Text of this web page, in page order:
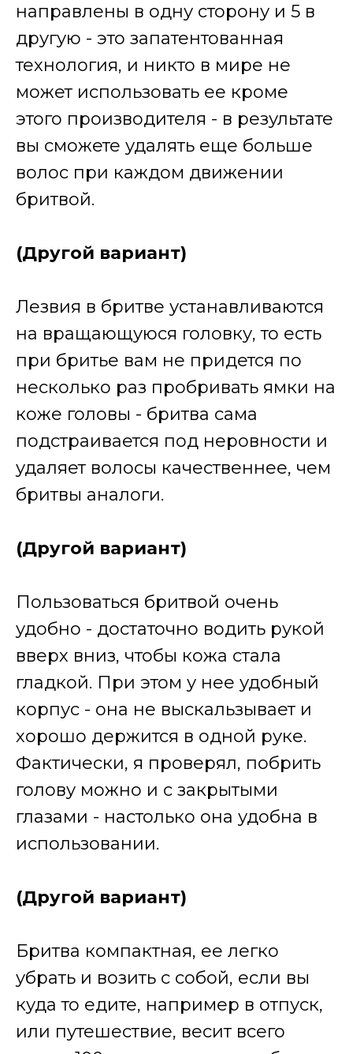
направлены в одну сторону и 5 в
другую - это запатентованная
технология, и никто в мире не
может использовать ее кроме
этого производителя - в результате
вы сможете удалять еще больше
волос при каждом движении
бритвой.
(Другой вариант)
Лезвия в бритве устанавливаются
на вращающуюся головку, то есть
при бритье вам не придется по
несколько раз пробривать ямки на
коже головы - бритва сама
подстраивается под неровности и
удаляет волосы качественнее, чем
бритвы аналоги.
(Другой вариант)
Пользоваться бритвой очень
удобно - достаточно водить рукой
вверх вниз, чтобы кожа стала
гладкой. При этом у нее удобный
корпус - она не выскальзывает и
хорошо держится в одной руке.
Фактически, я проверял, побрить
голову можно и с закрытыми
глазами - настолько она удобна в
использовании.
(Другой вариант)
Бритва компактная, ее легко
убрать и возить с собой, если вы
куда то едите, например в отпуск,
или путешествие, весит всего